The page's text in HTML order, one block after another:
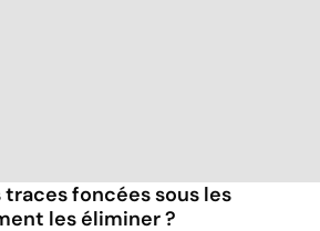
foncées sous les
les éliminer ?